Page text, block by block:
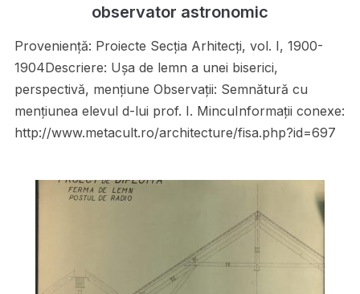
observator astronomic
Proveniență: Proiecte Secţia Arhitecţi, vol. I, 1900-
1904Descriere: Uşa de lemn a unei biserici,
perspectivă, menţiune Observații: Semnătură cu
menţiunea elevul d-lui prof. I. MincuInformații conexe:
http://www.metacult.ro/architecture/fisa.php?id=697